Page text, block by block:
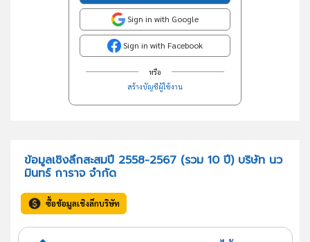
Sign in with Google
Sign in with Facebook
หรือ
สร้างบัญชีผู้ใช้งาน
ข้อมูลเชิงลึกสะสมปี 2558-2567 (รวม 10 ปี) บริษัท นว
มินทร์ การาจ จำกัด
ซื้อข้อมูลเชิงลึกบริษัท